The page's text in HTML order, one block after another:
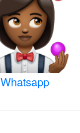
Whatsapp